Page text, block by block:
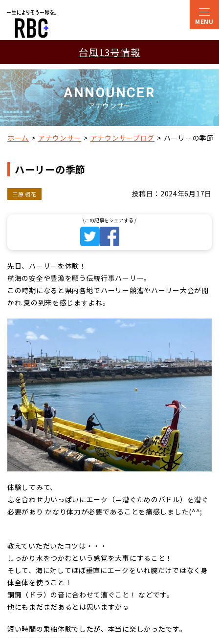
台風13号情報
ANNOUNCER
アナウンサー
ホーム アナウンサー アナウンサーブログ ハーリーの季節
ハーリーの季節
三原 楓花 投稿日：2024年6月17日
先日、ハーリーを体験！
航海の安全や豊漁を願う伝統行事ハーリー。
この時期になると県内各地でハーリー競漕やハーリー大会が開
かれ 夏の到来を感じますよね。
体験してみて、
息を合わせ力いっぱいにエーク（＝漕ぐためのパドル）を漕ぐ
必要があり かなり体力が必要であることを痛感しました(^^;
教えていただいたコツは・・・
しっかり水をつかむという感覚を大事にすること！
そして、海に対してほぼ垂直にエークをいれ腕だけではなく身
体全体を使うこと！
銅鑼（ドラ）の音に合わせて漕ぐこと！ などです。
他にもまだまだあるとは思いますが☺
短い時間の乗船体験でしたが、本当に楽しかったです。